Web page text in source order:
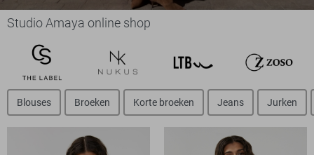
Studio Amaya online shop
Blouses Broeken Korte broeken Jeans Jurken